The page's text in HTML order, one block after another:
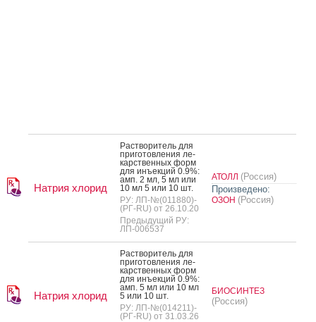
Натрия хлорид
Рас­тво­ритель для
при­готов­ле­ния ле­
карс­твен­ных форм
для инъ­ек­ций 0.9%:
амп. 2 мл, 5 мл или
10 мл 5 или 10 шт.
РУ: ЛП-№(011880)-
(РГ-RU) от 26.10.20
Предыдущий РУ:
ЛП-006537
АТОЛЛ (Россия)
Произведено:
ОЗОН (Россия)
Натрия хлорид
Рас­тво­ритель для
при­готов­ле­ния ле­
карс­твен­ных форм
для инъ­ек­ций 0.9%:
амп. 5 мл или 10 мл
5 или 10 шт.
РУ: ЛП-№(014211)-
(РГ-RU) от 31.03.26
БИОСИНТЕЗ
(Россия)